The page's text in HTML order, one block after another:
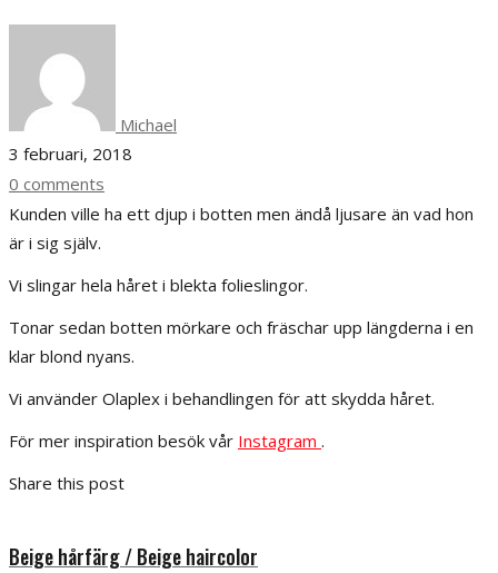
Michael
3 februari, 2018
0 comments
Kunden ville ha ett djup i botten men ändå ljusare än vad hon
är i sig själv.
Vi slingar hela håret i blekta folieslingor.
Tonar sedan botten mörkare och fräschar upp längderna i en
klar blond nyans.
Vi använder Olaplex i behandlingen för att skydda håret.
För mer inspiration besök vår Instagram .
Share this post
Beige hårfärg / Beige haircolor